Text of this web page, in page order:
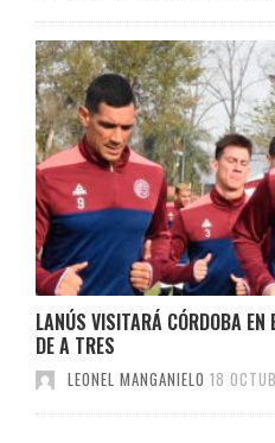
LANÚS VISITARÁ CÓRDOBA EN
DE A TRES
LEONEL MANGANIELO 18